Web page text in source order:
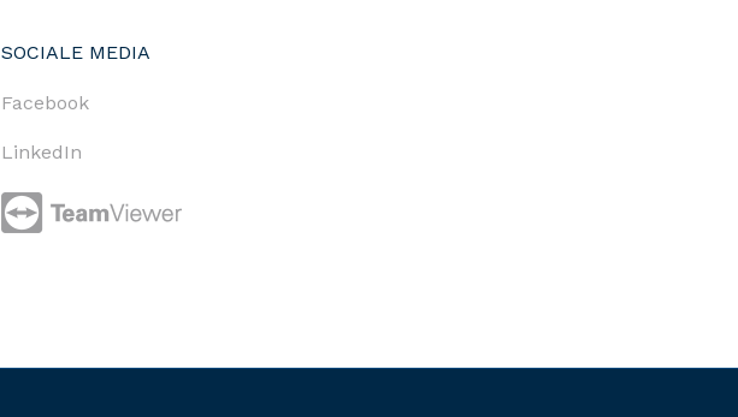
SOCIALE MEDIA
Facebook
LinkedIn